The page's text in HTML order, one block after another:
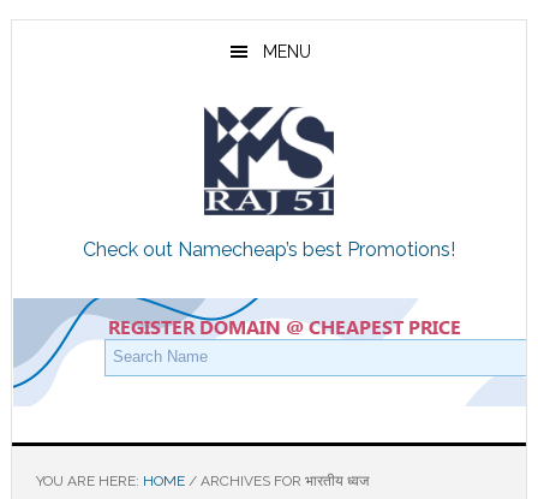
Skip
Skip
Skip
MENU
Check out Namecheap’s best Promotions!
YOU ARE HERE: HOME /ARCHIVES FOR भारतीय ध्वज